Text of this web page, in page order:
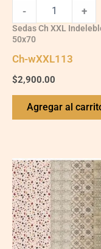
- +
Sedas Ch XXL
50x70
Ch-wXXL113
$2,900.00
Agregar al
Ch-
wXXL117
quantity